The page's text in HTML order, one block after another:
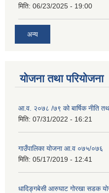
मिति: 06/23/2025 - 19:00
अन्य
योजना तथा परियोजना
आ.व. २०७८ /७९ को बार्षिक नीति
मिति: 07/31/2022 - 16:21
गाउँपालिका योजना आ.व ०७५/०७६
मिति: 05/17/2019 - 12:41
धादिङ्गबेसी आरुघाट गोरखा सडक